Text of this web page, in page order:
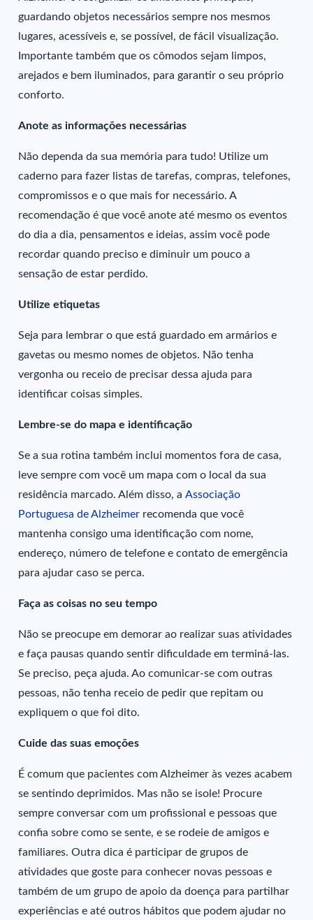
guardando objetos necessários sempre nos mesmos
lugares, acessíveis e, se possível, de fácil visualização.
Importante também que os cômodos sejam limpos,
arejados e bem iluminados, para garantir o seu próprio
conforto.
Anote as informações necessárias
Não dependa da sua memória para tudo! Utilize um
caderno para fazer listas de tarefas, compras, telefones,
compromissos e o que mais for necessário. A
recomendação é que você anote até mesmo os eventos
do dia a dia, pensamentos e ideias, assim você pode
recordar quando preciso e diminuir um pouco a
sensação de estar perdido.
Utilize etiquetas
Seja para lembrar o que está guardado em armários e
gavetas ou mesmo nomes de objetos. Não tenha
vergonha ou receio de precisar dessa ajuda para
identificar coisas simples.
Lembre-se do mapa e identificação
Se a sua rotina também inclui momentos fora de casa,
leve sempre com você um mapa com o local da sua
residência marcado. Além disso, a Associação
Portuguesa de Alzheimer recomenda que você
mantenha consigo uma identificação com nome,
endereço, número de telefone e contato de emergência
para ajudar caso se perca.
Faça as coisas no seu tempo
Não se preocupe em demorar ao realizar suas atividades
e faça pausas quando sentir dificuldade em terminá-las.
Se preciso, peça ajuda. Ao comunicar-se com outras
pessoas, não tenha receio de pedir que repitam ou
expliquem o que foi dito.
Cuide das suas emoções
É comum que pacientes com Alzheimer às vezes acabem
se sentindo deprimidos. Mas não se isole! Procure
sempre conversar com um profissional e pessoas que
confia sobre como se sente, e se rodeie de amigos e
familiares. Outra dica é participar de grupos de
atividades que goste para conhecer novas pessoas e
também de um grupo de apoio da doença para partilhar
experiências e até outros hábitos que podem ajudar no